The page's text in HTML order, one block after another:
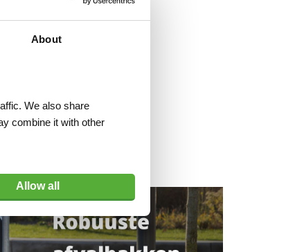
About
We also share
combine it with other
Allow all